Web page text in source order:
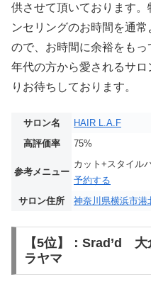
供させて頂いております
ンセリングのお時間を通
ので、お時間に余裕をも
年代の方から愛されるサ
りお待ちしております。
サロン名
HAIR L.A.F
高評価率
75%
参考メニュー
カット+スタイル
予約する
サロン住所
神奈川県横浜市
【5位】：Srad’d
ラヤマ